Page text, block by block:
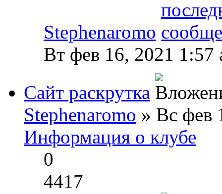
Stephenaromo
Вт фев 16, 2021 1:57
Сайт раскрутка
Stephenaromo » Вс фев
Информация о клубе
0
4417